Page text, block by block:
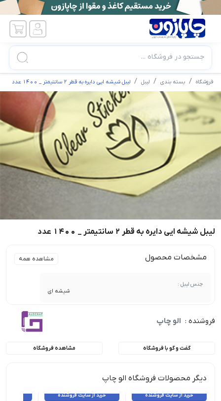
جستجو در فروشگاه ...
فروشگاه بسته بندی لیبل لیبل شیشه ایی دایره به قطر 2 سانتیمتر _ 1400 عدد
لیبل شیشه ایی دایره به قطر 2 سانتیمتر _ 1400 عدد
مشخصات محصول مشاهده همه
جنس لیبل :
شیشه ای
فروشنده : الو چاپ
گفت و گو با فروشگاه مشاهده فروشگاه
دیگر محصولات فروشگاه الو چاپ
خرید از سایت فروشنده خرید از سایت فروشنده